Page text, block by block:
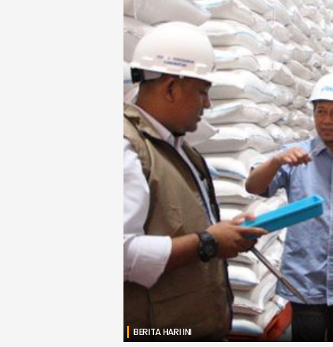
BERITA HARI INI